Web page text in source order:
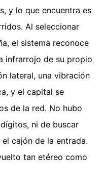
y lo que encuentra es
Al seleccionar
el sistema reconoce
infrarrojo de su propio
lateral, una vibración
y el capital se
de la red. No hubo
ni de buscar
cajón de la entrada.
tan etéreo como